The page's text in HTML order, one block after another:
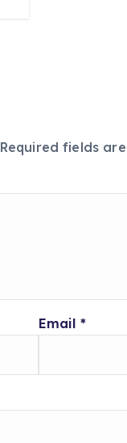
Required fields
Email *